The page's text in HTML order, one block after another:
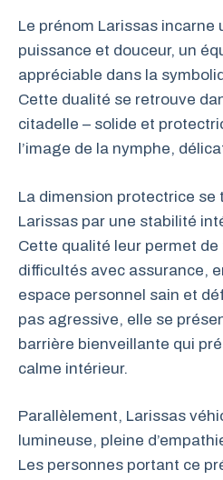
Le prénom Larissas
puissance et douceur, un
appréciable dans la
Cette dualité se retrouve
citadelle – solide et
l’image de la nymphe,
La dimension protectrice se
Larissas par une stabilité
Cette qualité leur permet
difficultés avec assurance,
espace personnel sain et
pas agressive, elle se
barrière bienveillante qui
calme intérieur.
Parallèlement, Larissas
lumineuse, pleine
Les personnes portant ce